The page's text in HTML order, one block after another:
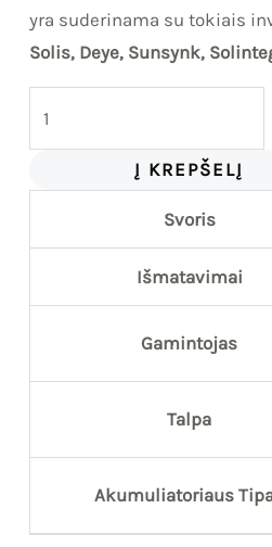
yra suderinama su tokiais
Solis, Deye, Sunsynk,
Į KREPŠELĮ
Svoris
Išmatavimai
Gamintojas
Talpa
Akumuliatoriaus